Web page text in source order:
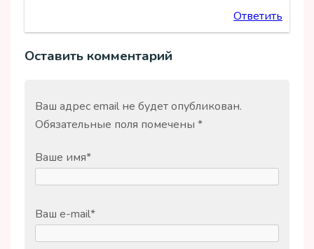
Ответить
Оставить комментарий
Ваш адрес email не будет опубликован.
Обязательные поля помечены *
Ваше имя*
Ваш e-mail*